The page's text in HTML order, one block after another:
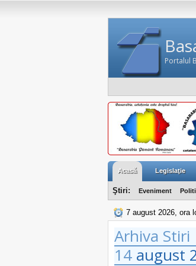
Portalul
Acasă Legislaţie
Ştiri: Eveniment
7 august 2026, ora
Arhiva Stiri
14 august